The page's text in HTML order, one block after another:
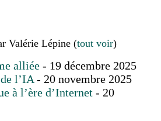
Valérie Lépine (tout voir)
alliée - 19 décembre 2025
l’IA - 20 novembre 2025
à l’ère d’Internet - 20